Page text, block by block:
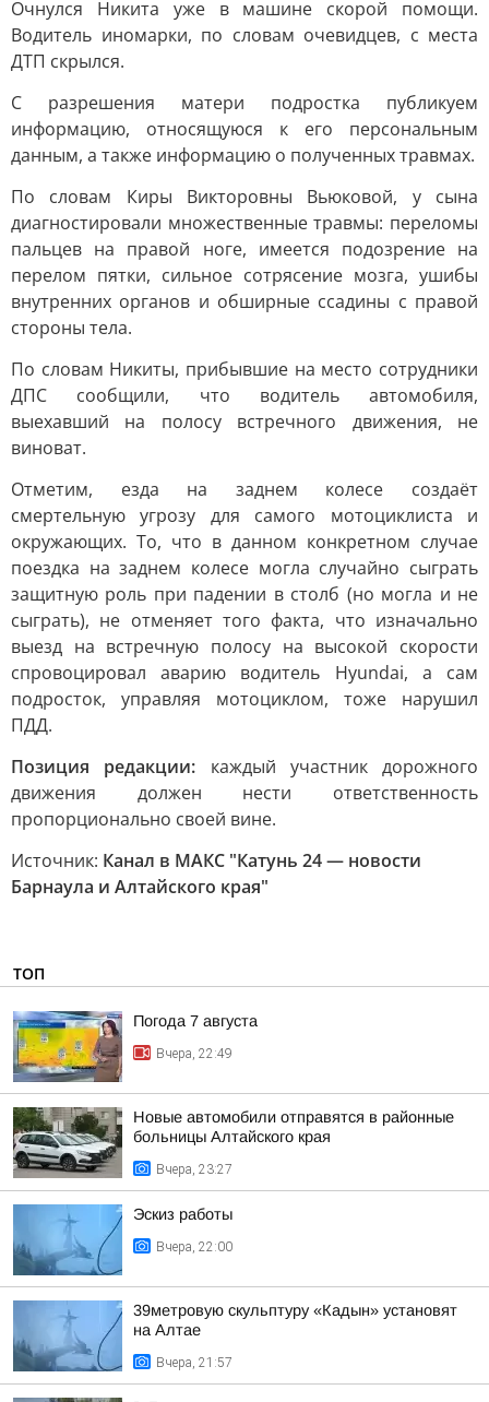
Очнулся Никита уже в машине скорой помощи.
Водитель иномарки, по словам очевидцев, с места
ДТП скрылся.
С разрешения матери подростка публикуем
информацию, относящуюся к его персональным
данным, а также информацию о полученных травмах.
По словам Киры Викторовны Вьюковой, у сына
диагностировали множественные травмы: переломы
пальцев на правой ноге, имеется подозрение на
перелом пятки, сильное сотрясение мозга, ушибы
внутренних органов и обширные ссадины с правой
стороны тела.
По словам Никиты, прибывшие на место сотрудники
ДПС сообщили, что водитель автомобиля,
выехавший на полосу встречного движения, не
виноват.
Отметим, езда на заднем колесе создаёт
смертельную угрозу для самого мотоциклиста и
окружающих. То, что в данном конкретном случае
поездка на заднем колесе могла случайно сыграть
защитную роль при падении в столб (но могла и не
сыграть), не отменяет того факта, что изначально
выезд на встречную полосу на высокой скорости
спровоцировал аварию водитель Hyundai, а сам
подросток, управляя мотоциклом, тоже нарушил
ПДД.
Позиция редакции: каждый участник дорожного
движения должен нести ответственность
пропорционально своей вине.
Источник: Канал в МАКС "Катунь 24 — новости
Барнаула и Алтайского края"
ТОП
Погода 7 августа
Вчера, 22:49
Новые автомобили отправятся в районные
больницы Алтайского края
Вчера, 23:27
Эскиз работы
Вчера, 22:00
39метровую скульптуру «Кадын» установят
на Алтае
Вчера, 21:57